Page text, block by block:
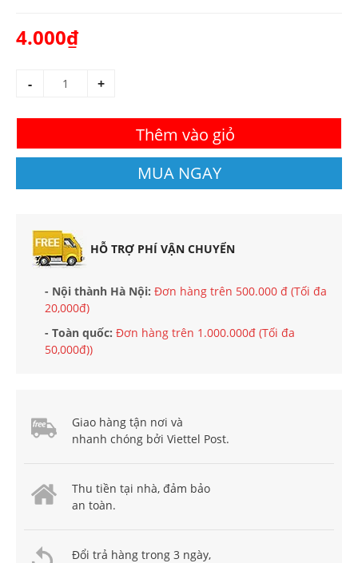
4.000₫
- +
Thêm vào giỏ
MUA NGAY
HỖ TRỢ PHÍ VẬN CHUYỂN
- Nội thành Hà Nội: Đơn hàng trên 500.000 đ (Tối đa
20,000đ)
- Toàn quốc: Đơn hàng trên 1.000.000đ (Tối đa
50,000đ))
Giao hàng tận nơi và
nhanh chóng bởi Viettel Post.
Thu tiền tại nhà, đảm bảo
an toàn.
Đổi trả hàng trong 3 ngày,